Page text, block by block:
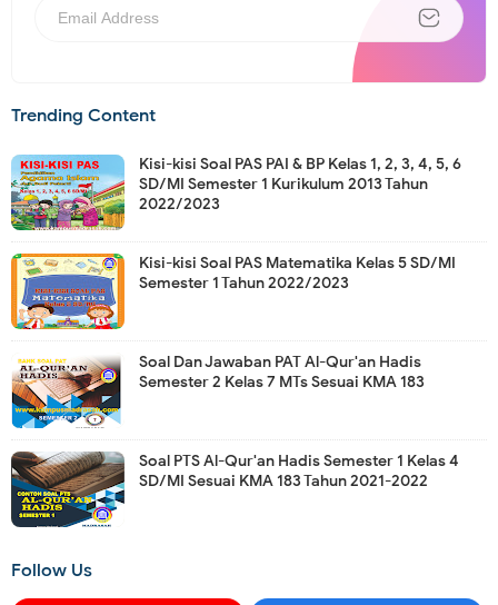
Trending Content
Kisi-kisi Soal PAS PAI & BP Kelas 1, 2, 3, 4, 5, 6
SD/MI Semester 1 Kurikulum 2013 Tahun
2022/2023
Kisi-kisi Soal PAS Matematika Kelas 5 SD/MI
Semester 1 Tahun 2022/2023
Soal Dan Jawaban PAT Al-Qur'an Hadis
Semester 2 Kelas 7 MTs Sesuai KMA 183
Soal PTS Al-Qur'an Hadis Semester 1 Kelas 4
SD/MI Sesuai KMA 183 Tahun 2021-2022
Follow Us